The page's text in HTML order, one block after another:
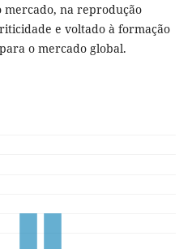
mercado, na reprodução
e voltado à formação
o mercado global.